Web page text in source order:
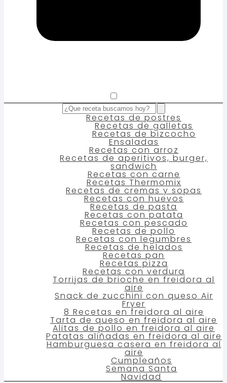
Recetas de postres
Recetas de galletas
Recetas de bizcocho
Ensaladas
Recetas con arroz
Recetas de aperitivos, burger,
sandwich
Recetas con carne
Recetas Thermomix
Recetas de cremas y sopas
Recetas con huevos
Recetas de pasta
Recetas con patata
Recetas con pescado
Recetas de pollo
Recetas con legumbres
Recetas de helados
Recetas pan
Recetas pizza
Recetas con verdura
Torrijas de brioche en freidora al
aire
Snack de zucchini con queso Air
Fryer
8 Recetas en freidora al aire
Tarta de queso en freidora al aire
Alitas de pollo en freidora al aire
Patatas aliñadas en freidora al aire
Hamburguesa casera en freidora al
aire
Cumpleaños
Semana Santa
Navidad